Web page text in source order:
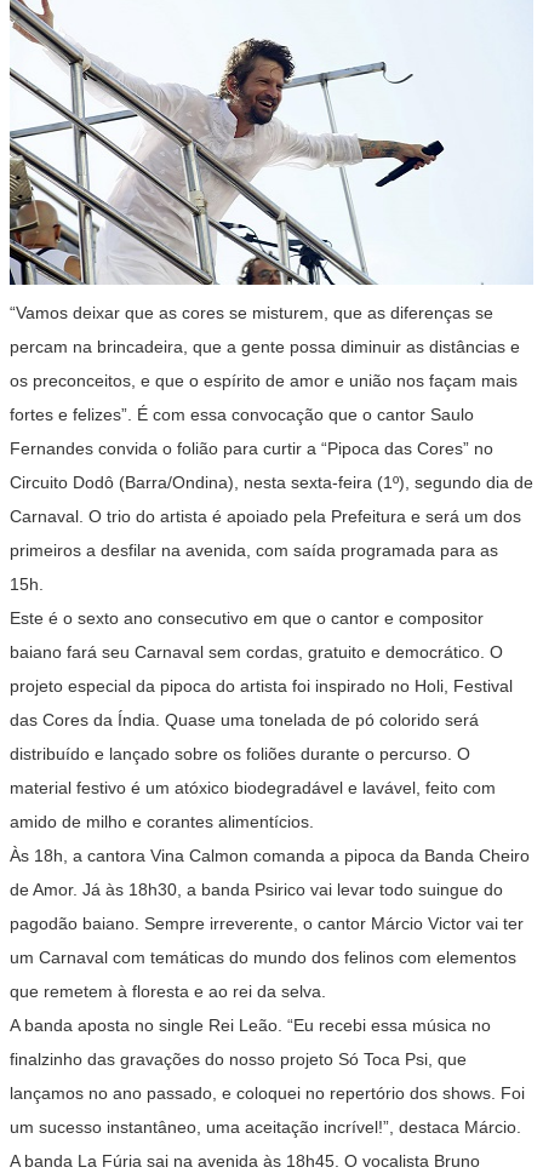
“Vamos deixar que as cores se misturem, que as diferenças se
percam na brincadeira, que a gente possa diminuir as distâncias e
os preconceitos, e que o espírito de amor e união nos façam mais
fortes e felizes”. É com essa convocação que o cantor Saulo
Fernandes convida o folião para curtir a “Pipoca das Cores” no
Circuito Dodô (Barra/Ondina), nesta sexta-feira (1º), segundo dia de
Carnaval. O trio do artista é apoiado pela Prefeitura e será um dos
primeiros a desfilar na avenida, com saída programada para as
15h.
Este é o sexto ano consecutivo em que o cantor e compositor
baiano fará seu Carnaval sem cordas, gratuito e democrático. O
projeto especial da pipoca do artista foi inspirado no Holi, Festival
das Cores da Índia. Quase uma tonelada de pó colorido será
distribuído e lançado sobre os foliões durante o percurso. O
material festivo é um atóxico biodegradável e lavável, feito com
amido de milho e corantes alimentícios.
Às 18h, a cantora Vina Calmon comanda a pipoca da Banda Cheiro
de Amor. Já às 18h30, a banda Psirico vai levar todo suingue do
pagodão baiano. Sempre irreverente, o cantor Márcio Victor vai ter
um Carnaval com temáticas do mundo dos felinos com elementos
que remetem à floresta e ao rei da selva.
A banda aposta no single Rei Leão. “Eu recebi essa música no
finalzinho das gravações do nosso projeto Só Toca Psi, que
lançamos no ano passado, e coloquei no repertório dos shows. Foi
um sucesso instantâneo, uma aceitação incrível!”, destaca Márcio.
A banda La Fúria sai na avenida às 18h45. O vocalista Bruno